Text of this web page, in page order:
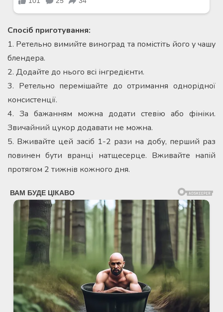
Спосіб приготування:
1. Ретельно вимийте виноград та помістіть його у чашу
блендера.
2. Додайте до нього всі інгредієнти.
3. Ретельно перемішайте до отримання однорідної
консистенції.
4. За бажанням можна додати стевію або фініки.
Звичайний цукор додавати не можна.
5. Вживайте цей засіб 1-2 рази на добу, перший раз
повинен бути вранці натщесерце. Вживайте напій
протягом 2 тижнів кожного дня.